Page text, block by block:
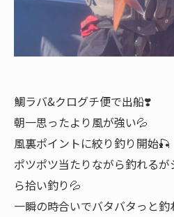
鯛ラバ&クログチ便で出船❣️
朝一思ったより風が強い💦
風裏ポイントに絞り釣り開始🎣
ポツポツ当たりながら釣れる
ら拾い釣り💦
一瞬の時合いでバタバタっと